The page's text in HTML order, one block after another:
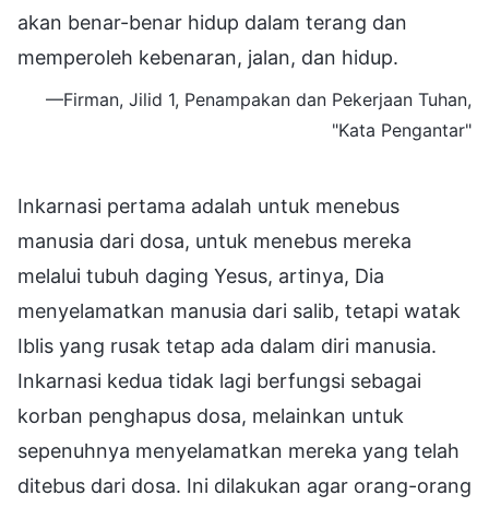
akan benar-benar hidup dalam terang dan
memperoleh kebenaran, jalan, dan hidup.
—Firman, Jilid 1, Penampakan dan Pekerjaan Tuhan,
"Kata Pengantar"
Inkarnasi pertama adalah untuk menebus
manusia dari dosa, untuk menebus mereka
melalui tubuh daging Yesus, artinya, Dia
menyelamatkan manusia dari salib, tetapi watak
Iblis yang rusak tetap ada dalam diri manusia.
Inkarnasi kedua tidak lagi berfungsi sebagai
korban penghapus dosa, melainkan untuk
sepenuhnya menyelamatkan mereka yang telah
ditebus dari dosa. Ini dilakukan agar orang-orang